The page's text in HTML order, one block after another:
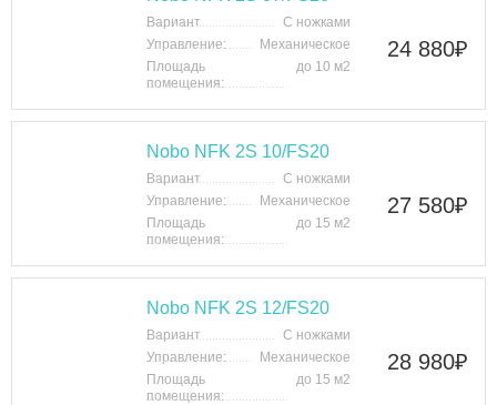
Вариант
С ножками
Управление:
Механическое
Площадь
помещения:
до 10 м2
24 880₽
Nobo NFK 2S 10/FS20
Вариант
С ножками
Управление:
Механическое
Площадь
помещения:
до 15 м2
27 580₽
Nobo NFK 2S 12/FS20
Вариант
С ножками
Управление:
Механическое
Площадь
помещения:
до 15 м2
28 980₽